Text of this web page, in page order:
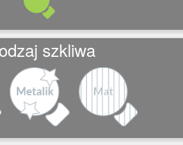
szkliwa